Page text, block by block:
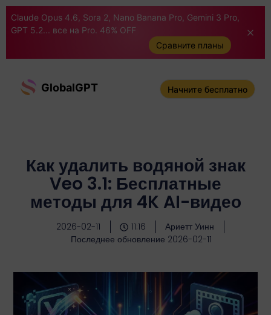
Claude Opus 4.6, Sora 2, Nano Banana Pro, Gemini 3 Pro,
GPT 5.2... все на Pro. 46% OFF
Сравните планы
GlobalGPT Начните бесплатно
Как удалить водяной знак
Veo 3.1: Бесплатные
методы для 4K AI-видео
2026-02-11 11:16
Ариетт Уинн
Последнее обновление 2026-02-11